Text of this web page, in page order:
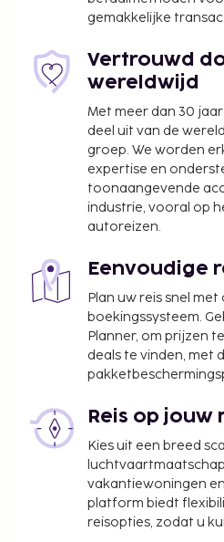
meter aan ruimte,
Profiteer zoveel mogelijk
voorzieningen, met onder
van dit hotel zijn
huwelijksservices en een
gemeenschappelijke
diner in het restaurant of
koffiebar/het café. Ook
(beperkte tijden) aan.
continentaal ontbijt
09.30 uur en in het
07.00 uur tot 10.00 uur.
Zweden een officiële
accommodatie heeft 4
Toeslag voor babybed:
Toeslag voor extra bed:
Deze lijst is mogelijk niet
borgsommen zijn mogelijk
gemakkelijke
Vertrouwd
wereldwijd
Met meer dan 30
deel uit van de
groep. We worden
expertise en
toonaangevende
industrie, vooral op
autoreizen.
Eenvoudige
Plan uw reis snel
boekingssysteem.
Planner, om prijzen
deals te vinden, met
Reis op jouw
Kies uit een breed
vakantiewoningen
platform biedt
reisopties, zodat u